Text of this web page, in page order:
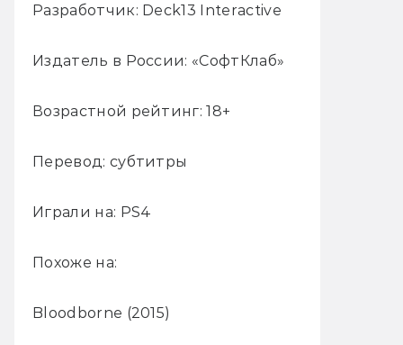
Разработчик: Deck13 Interactive
Издатель в России: «СофтКлаб»
Возрастной рейтинг: 18+
Перевод: субтитры
Играли на: PS4
Похоже на:
Bloodborne (2015)